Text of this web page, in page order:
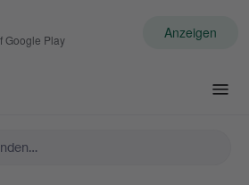
Google Play Anzeigen